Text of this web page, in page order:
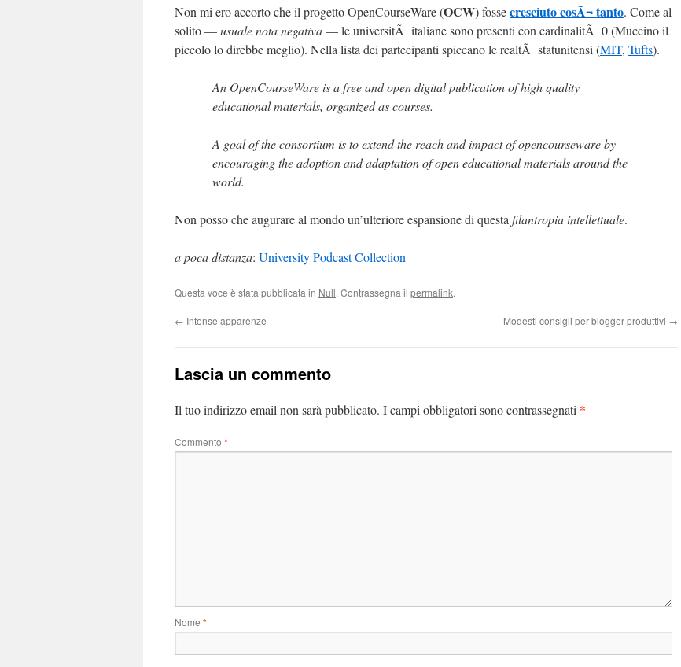
Non mi ero accorto che il progetto OpenCourseWare (OCW) fossecresciuto cosÃ¬ tanto. Come al
solito —usuale nota negativa— le universitÃ italiane sono presenti con cardinalitÃ 0 (Muccino il
piccolo lo direbbe meglio). Nella lista dei partecipanti spiccano le realtÃ statunitensi (MIT, Tufts).
An OpenCourseWare is a free and open digital publication of high quality
educational materials, organized as courses.
A goal of the consortium is to extend the reach and impact of opencourseware by
encouraging the adoption and adaptation of open educational materials around the
world.
Non posso che augurare al mondo un’ulteriore espansione di questa filantropia intellettuale.
a poca distanza: University Podcast Collection
Questa voce è stata pubblicata in Null. Contrassegna il permalink.
← Intense apparenze Modesti consigli per blogger produttivi →
Lascia un commento
Il tuo indirizzo email non sarà pubblicato. I campi obbligatori sono contrassegnati *
Commento *
Nome *